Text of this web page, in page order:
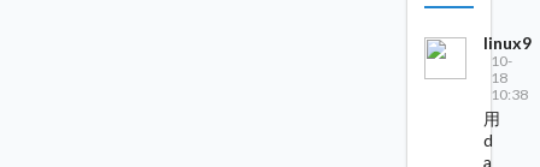
linux9
10-
18
10:38
用
d
a